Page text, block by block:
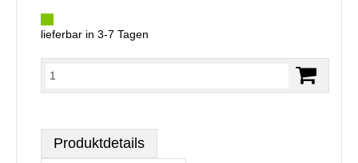
lieferbar in 3-7 Tagen
Produktdetails